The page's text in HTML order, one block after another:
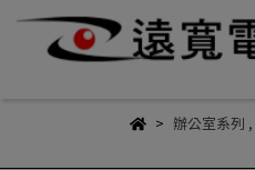
辦公室系列 ,